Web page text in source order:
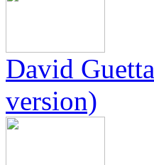
David
version)